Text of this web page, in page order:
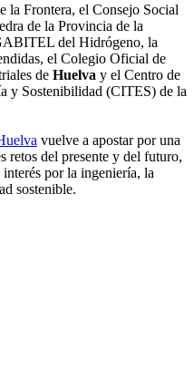
la Frontera, el Consejo Social
de la Provincia de la
del Hidrógeno, la
el Colegio Oficial de
de Huelva y el Centro de
y Sostenibilidad (CITES) de la
vuelve a apostar por una
retos del presente y del futuro,
por la ingeniería, la
sostenible.